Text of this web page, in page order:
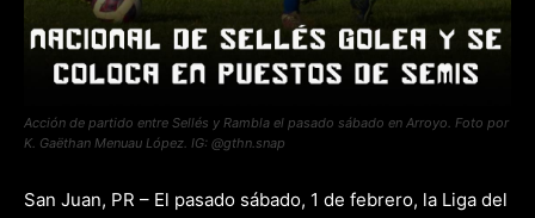
Acción de partido entre Sellés y Rambla el pasado sábado en Arroyo. Foto por
K. Gaëthan Menuau López. IG: @gthn.snap
San Juan, PR – El pasado sábado, 1 de febrero, la Liga del